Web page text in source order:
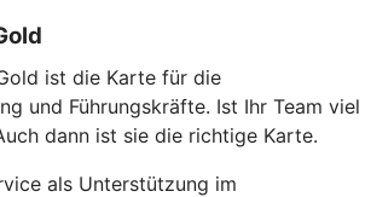
ist die Karte für die
und Führungskräfte. Ist Ihr Team viel
dann ist sie die richtige Karte.
als Unterstützung im